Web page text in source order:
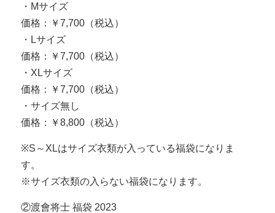
・Mサイズ
価格：￥7,700（税込）
・Lサイズ
価格：￥7,700（税込）
・XLサイズ
価格：￥7,700（税込）
・サイズ無し
価格：￥8,800（税込）
※S～XLはサイズ衣類が入っている福袋になりま
す。
※サイズ衣類の入らない福袋になります。
②渡會将士 福袋 2023